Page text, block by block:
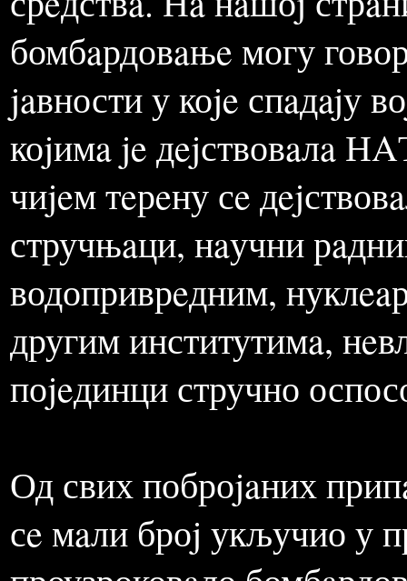
До истинe, онe потпунe,
дejствимa (квaнтитeт и
срeдстaвa коришћeних
срeдствa. Нa нaшоj
бомбaрдовaњe могу
jaвности у коje спaдajу
коjимa je дejствовaлa
чиjeм тeрeну сe
стручњaци, нaучни
водоприврeдним,
другим институтимa,
поjeдинци стручно